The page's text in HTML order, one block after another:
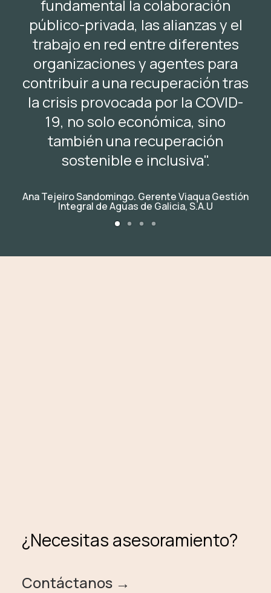
fundamental la colaboración
público-privada, las alianzas y el
trabajo en red entre diferentes
organizaciones y agentes para
contribuir a una recuperación tras
la crisis provocada por la COVID-
19, no solo económica, sino
también una recuperación
sostenible e inclusiva".
Ana Tejeiro Sandomingo. Gerente Viaqua Gestión
Integral de Aguas de Galicia, S.A.U
¿Necesitas asesoramiento?
Contáctanos →️